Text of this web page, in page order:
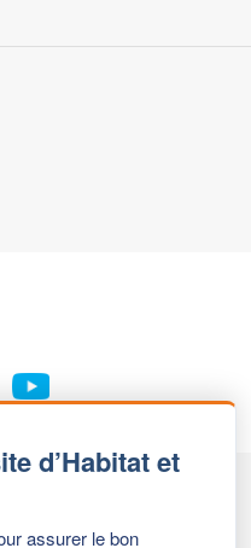
d’Habitat et
assurer le bon